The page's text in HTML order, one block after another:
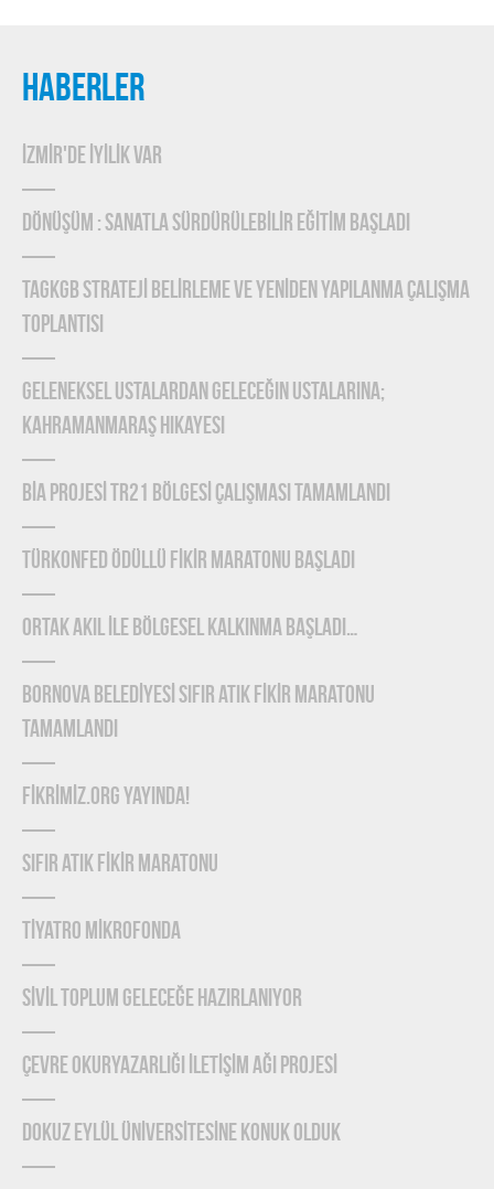
HABERLER
İZMİR'DE İYİLİK VAR
DÖNÜŞÜM : SANATLA SÜRDÜRÜLEBİLİR EĞİTİM BAŞLADI
TAGKGB STRATEJİ BELİRLEME ve YENİDEN YAPILANMA ÇALIŞMA
TOPLANTISI
Geleneksel Ustalardan Geleceğin Ustalarına;
Kahramanmaraş Hikayesi
BİA PROJESİ TR21 BÖLGESİ ÇALIŞMASI TAMAMLANDI
TÜRKONFED Ödüllü FİKİR Maratonu Başladı
ORTAK AKIL İLE BÖLGESEL KALKINMA BAŞLADI…
BORNOVA BELEDİYESİ SIFIR ATIK FİKİR MARATONU
TAMAMLANDI
FİKRİMİZ.ORG YAYINDA!
SIFIR ATIK FİKİR MARATONU
TİYATRO MİKROFONDA
SİVİL TOPLUM GELECEĞE HAZIRLANIYOR
ÇEVRE OKURYAZARLIĞI İLETİŞİM AĞI PROJESİ
DOKUZ EYLÜL ÜNİVERSİTESİNE KONUK OLDUK